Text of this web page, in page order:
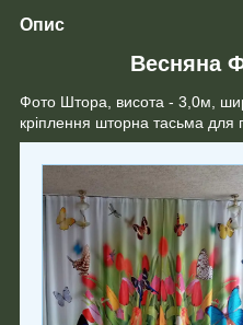
Опис
Весняна
Фото Штора, висота - 3,0м,
кріплення шторна тасьма для